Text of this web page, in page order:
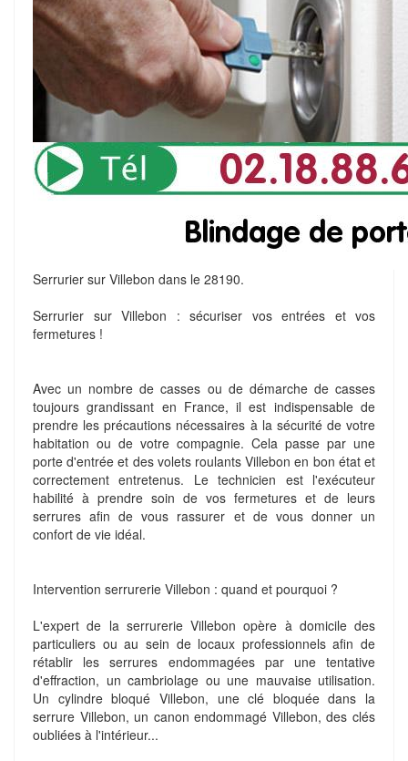
Serrurier sur Villebon dans le 28190.
Serrurier sur Villebon : sécuriser vos entrées et vos
fermetures !
Avec un nombre de casses ou de démarche de casses
toujours grandissant en France, il est indispensable de
prendre les précautions nécessaires à la sécurité de votre
habitation ou de votre compagnie. Cela passe par une
porte d'entrée et des volets roulants Villebon en bon état et
correctement entretenus. Le technicien est l'exécuteur
habilité à prendre soin de vos fermetures et de leurs
serrures afin de vous rassurer et de vous donner un
confort de vie idéal.
Intervention serrurerie Villebon : quand et pourquoi ?
L'expert de la serrurerie Villebon opère à domicile des
particuliers ou au sein de locaux professionnels afin de
rétablir les serrures endommagées par une tentative
d'effraction, un cambriolage ou une mauvaise utilisation.
Un cylindre bloqué Villebon, une clé bloquée dans la
serrure Villebon, un canon endommagé Villebon, des clés
oubliées à l'intérieur...